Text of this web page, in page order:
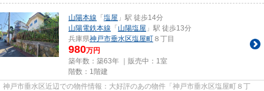
山陽本線 「 塩屋 」駅 徒歩14分
山陽電鉄本線 「 山陽塩屋 」駅 徒歩13分
兵庫県神戸市垂水区塩屋町 ８丁目
980万円
築年数：築63年 ｜販売中： 1室
階数：1階建
神戸市垂水区近辺での物件情報：大好評のあの物件「神戸市垂水区塩屋町８丁